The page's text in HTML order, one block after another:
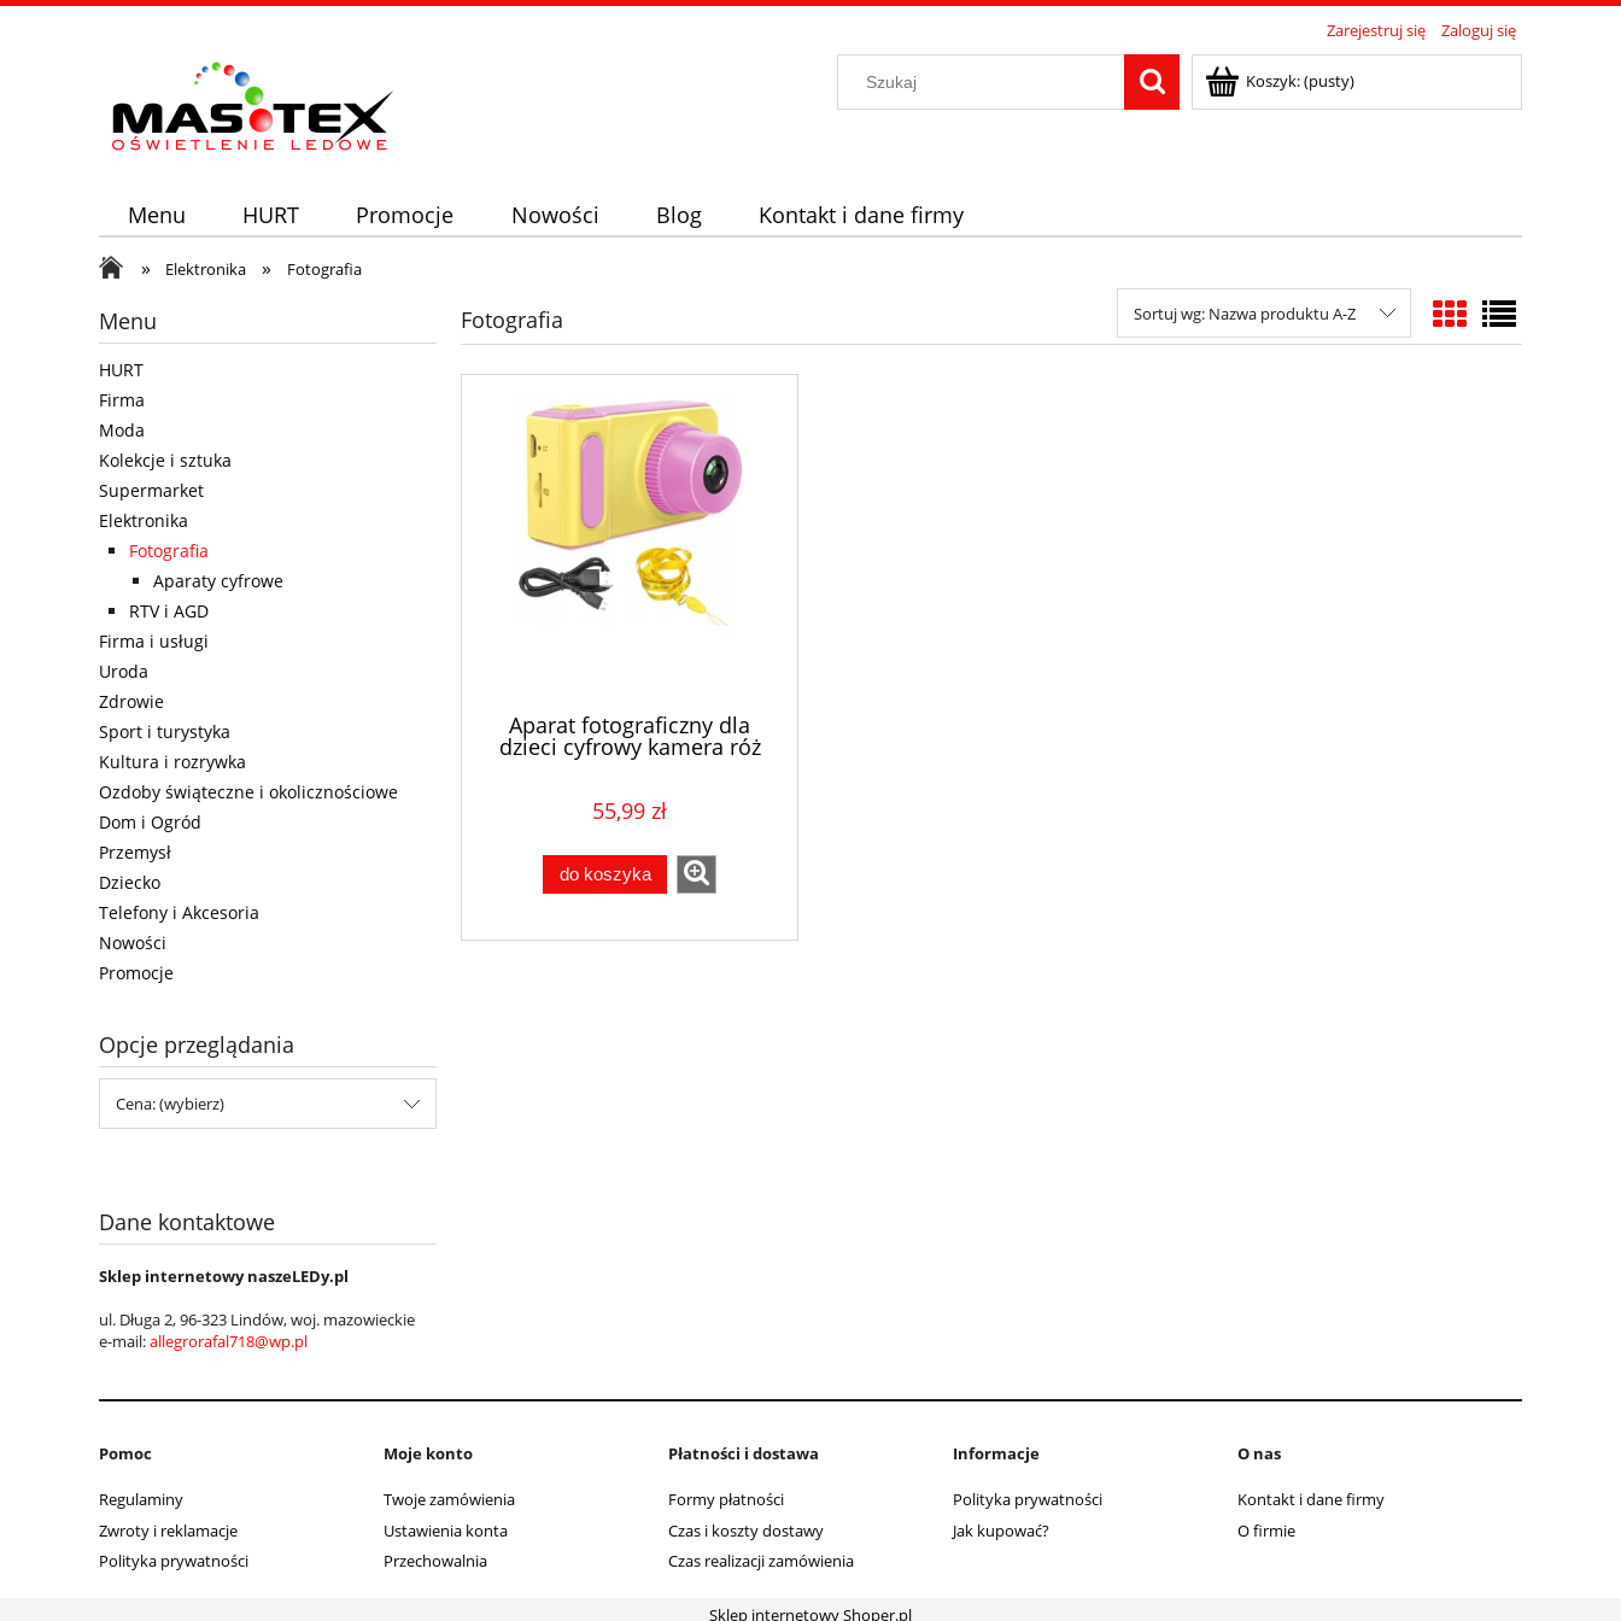
Zarejestruj się Zaloguj się
Koszyk:(pusty)
Menu HURT Promocje Nowości Blog Kontakt i dane firmy
» Elektronika » Fotografia
Menu
HURT
Firma
Moda
Kolekcje i sztuka
Supermarket
Elektronika
Fotografia
Aparaty cyfrowe
RTV i AGD
Firma i usługi
Uroda
Zdrowie
Sport i turystyka
Kultura i rozrywka
Ozdoby świąteczne i okolicznościowe
Dom i Ogród
Przemysł
Dziecko
Telefony i Akcesoria
Nowości
Promocje
Opcje przeglądania
Cena: (wybierz)
Dane kontaktowe
Sklep internetowy naszeLEDy.pl
ul. Długa 2, 96-323 Lindów, woj. mazowieckie
e-mail:allegrorafal718@wp.pl
Fotografia Sortuj wg: Nazwa produktu A-Z
Aparat fotograficzny dla
dzieci cyfrowy kamera róż
55,99 zł
do koszyka
Pomoc
Regulaminy
Zwroty i reklamacje
Polityka prywatności
Moje konto
Twoje zamówienia
Ustawienia konta
Przechowalnia
Płatności i dostawa
Formy płatności
Czas i koszty dostawy
Czas realizacji zamówienia
Informacje
Polityka prywatności
Jak kupować?
O nas
Kontakt i dane firmy
O firmie
Sklep internetowy Shoper.pl